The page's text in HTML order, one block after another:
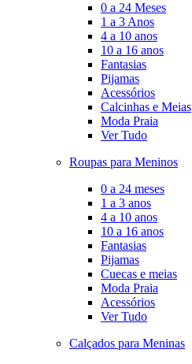
0 a 24 Meses
1 a 3 Anos
4 a 10 anos
10 a 16 anos
Fantasias
Pijamas
Acessórios
Calcinhas e Meias
Moda Praia
Ver Tudo
Roupas para Meninos
0 a 24 meses
1 a 3 anos
4 a 10 anos
10 a 16 anos
Fantasias
Pijamas
Cuecas e meias
Moda Praia
Acessórios
Ver Tudo
Calçados para Meninas